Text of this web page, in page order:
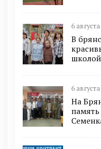
6
В
школой
6
На